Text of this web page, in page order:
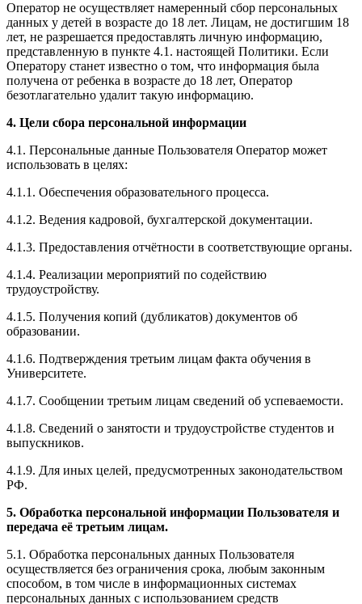
Оператор не осуществляет намеренный сбор персональных
данных у детей в возрасте до 18 лет. Лицам, не достигшим 18
лет, не разрешается предоставлять личную информацию,
представленную в пункте 4.1. настоящей Политики. Если
Оператору станет известно о том, что информация была
получена от ребенка в возрасте до 18 лет, Оператор
безотлагательно удалит такую информацию.
4. Цели сбора персональной информации
4.1. Персональные данные Пользователя Оператор может
использовать в целях:
4.1.1. Обеспечения образовательного процесса.
4.1.2. Ведения кадровой, бухгалтерской документации.
4.1.3. Предоставления отчётности в соответствующие органы.
4.1.4. Реализации мероприятий по содействию
трудоустройству.
4.1.5. Получения копий (дубликатов) документов об
образовании.
4.1.6. Подтверждения третьим лицам факта обучения в
Университете.
4.1.7. Сообщении третьим лицам сведений об успеваемости.
4.1.8. Сведений о занятости и трудоустройстве студентов и
выпускников.
4.1.9. Для иных целей, предусмотренных законодательством
РФ.
5. Обработка персональной информации Пользователя и
передача её третьим лицам.
5.1. Обработка персональных данных Пользователя
осуществляется без ограничения срока, любым законным
способом, в том числе в информационных системах
персональных данных с использованием средств